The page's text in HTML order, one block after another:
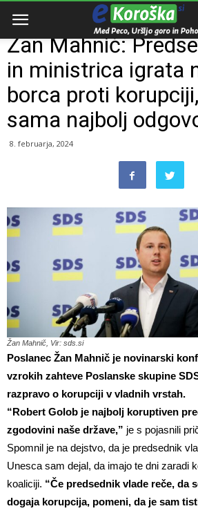
Domov
Žan Mahnič:
in ministrica igrata
borca proti
sama najbolj
8. februarja, 2024
Žan Mahnič, Vir: sds.si
Poslanec Žan Mahnič je novinarski
vzrokih zahteve Poslanske skupine
razpravo o korupciji v vladnih vrstah.
“Robert Golob je najbolj koruptiven
zgodovini naše države,” je s pojasnili
Spomnil je na dejstvo, da je predsednik
Unesca sam dejal, da imajo te dni zaradi
koaliciji. “Če predsednik vlade reče, da
dogaja korupcija, pomeni, da je sam